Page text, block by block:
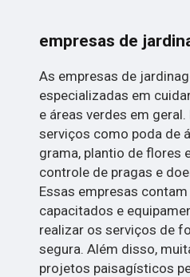
empresas de
As empresas de
especializadas em
e áreas verdes em
serviços como poda de
grama, plantio de flores
controle de pragas e
Essas empresas
capacitados e
realizar os serviços de
segura. Além disso,
projetos paisagísticos